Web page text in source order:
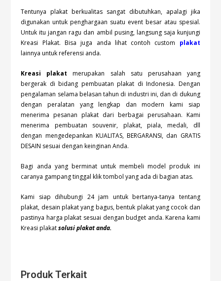
Tentunya plakat berkualitas sangat dibutuhkan, apalagi jika
digunakan untuk penghargaan suatu event besar atau spesial.
Untuk itu jangan ragu dan ambil pusing, langsung saja kunjungi
Kreasi Plakat. Bisa juga anda lihat contoh custom plakat
lainnya untuk referensi anda.
Kreasi plakat merupakan salah satu perusahaan yang
bergerak di bidang pembuatan plakat di Indonesia. Dengan
pengalaman selama belasan tahun di industri ini, dan di dukung
dengan peralatan yang lengkap dan modern kami siap
menerima pesanan plakat dari berbagai perusahaan. Kami
menerima pembuatan souvenir, plakat, piala, medali, dll
dengan mengedepankan KUALITAS, BERGARANSI, dan GRATIS
DESAIN sesuai dengan keinginan Anda.
Bagi anda yang berminat untuk membeli model produk ini
caranya gampang tinggal klik tombolyang ada di bagian atas.
Kami siap dihubungi 24 jam untuk bertanya-tanya tentang
plakat, desain plakat yang bagus, bentuk plakat yang cocok dan
pastinya harga plakat sesuai dengan budget anda. Karena kami
Kreasi plakatsolusi plakat anda.
Produk Terkait